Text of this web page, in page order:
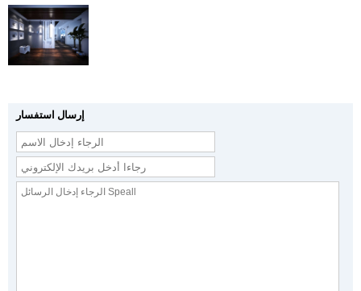
إرسال استفسار